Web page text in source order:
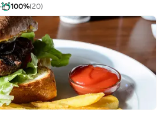
100%(20)